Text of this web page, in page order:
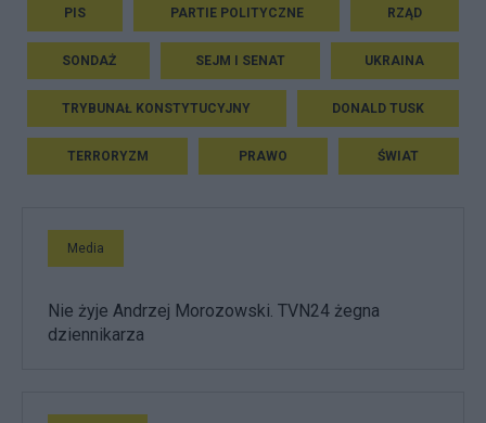
PIS PARTIE POLITYCZNE RZĄD
SONDAŻ SEJM I SENAT UKRAINA
TRYBUNAŁ KONSTYTUCYJNY DONALD TUSK
TERRORYZM PRAWO ŚWIAT
Media
Nie żyje Andrzej Morozowski. TVN24 żegna
dziennikarza